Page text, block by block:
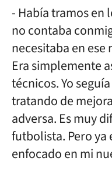
- Había tramos en
no contaba
necesitaba en
Era simplemente
técnicos. Yo
tratando de
adversa. Es muy
futbolista. Pero ya
enfocado en mi